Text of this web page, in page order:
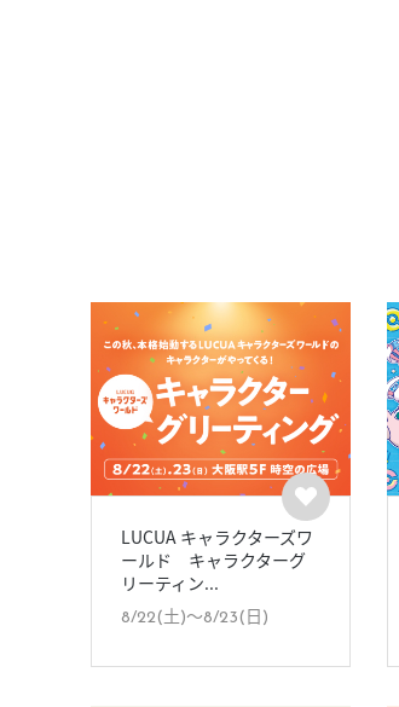
LUCUA キャラクターズワ
ールド キャラクターグ
リーティン...
8/22(土)〜8/23(日)